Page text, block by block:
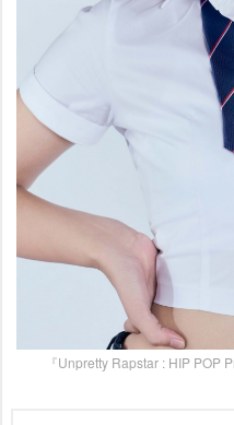
『Unpretty Rapstar : HIP POP